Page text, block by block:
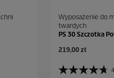
Wyposażenie do
twardych
PS 30 Szczotka
A
t
u
219,00 zł
4